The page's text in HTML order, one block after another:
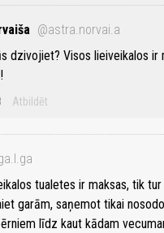
@astra.norvai.a
dzivojiet? Visos lieiveikalos ir
Atbildēt
tualetes ir maksas, tik
garām, saņemot tikai
līdz kaut kādam